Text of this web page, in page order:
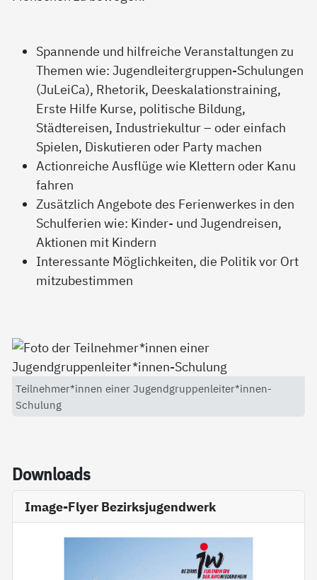
Spannende und hilfreiche Veranstaltungen zu
Themen wie: Jugendleitergruppen-Schulungen
(JuLeiCa), Rhetorik, Deeskalationstraining,
Erste Hilfe Kurse, politische Bildung,
Städtereisen, Industriekultur – oder einfach
Spielen, Diskutieren oder Party machen
Actionreiche Ausflüge wie Klettern oder Kanu
fahren
Zusätzlich Angebote des Ferienwerkes in den
Schulferien wie: Kinder- und Jugendreisen,
Aktionen mit Kindern
Interessante Möglichkeiten, die Politik vor Ort
mitzubestimmen
Teilnehmer*innen einer Jugendgruppenleiter*innen-
Schulung
Down­loads
Image-Flyer Bezirksjugendwerk